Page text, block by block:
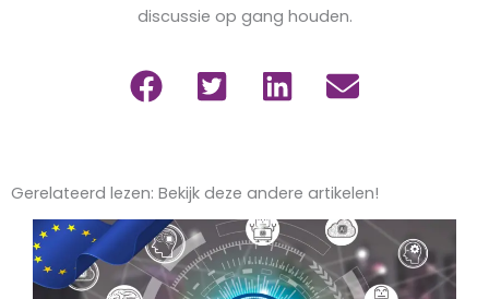
discussie op gang houden.
Gerelateerd lezen: Bekijk deze andere artikelen!